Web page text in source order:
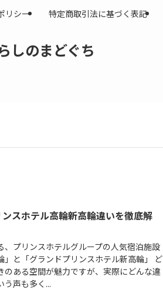
しのまどぐち
リシー 特定商取引法に基づく表記
ンスホテル高輪新高輪違いを徹底解
プリンスホテルグループの人気宿泊施設
」と「グランドプリンスホテル新高輪」 ど
のある空間が魅力ですが、実際にどんな違
う声も多く...